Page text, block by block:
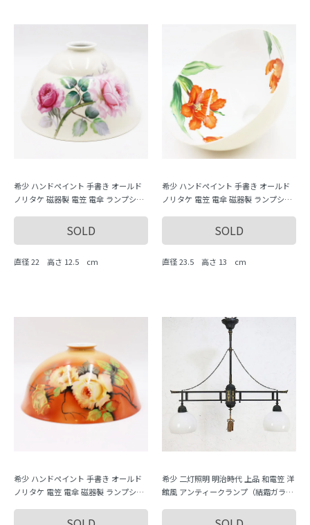
希少 ハンドペイント 手書き オールド
ノリタケ 磁器製 電笠 電傘 ランプシェ
SOLD
直径 22 高さ 12.5 cm
希少 ハンドペイント 手書き オールド
ノリタケ 電笠 電傘 磁器製 ランプシェ
SOLD
直径 23.5 高さ 13 cm
希少 ハンドペイント 手書き オールド
ノリタケ 電笠 電傘 磁器製 ランプシェ
希少 二灯照明 明治時代 上品 和電笠 洋
館風 アンティークランプ（結霜ガラ